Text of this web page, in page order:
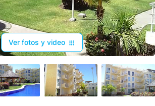
Ver fotos y video